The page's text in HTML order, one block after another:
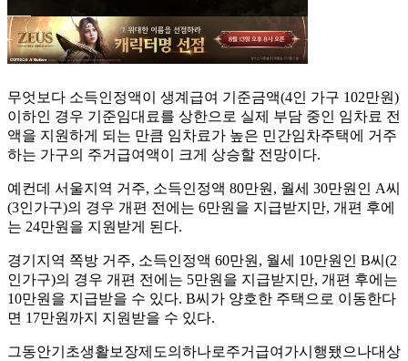
무엇보다 소득인정액이 생계급여 기준금액(4인 가구 102만원)
이하인 경우 기준임대료를 상한으로 실제 부담 중인 임차료 전
액을 지원하게 되는 만큼 임차료가 높은 민간임차주택에 거주
하는 가구의 주거급여액이 크게 상승할 전망이다.
예컨데 서울지역 거주, 소득인정액 80만원, 월세 30만원인 A씨
(3인가구)의 경우 개편 전에는 6만원을 지급받지만, 개편 후에
는 24만원을 지원받게 된다.
경기지역 쪽방 거주, 소득인정액 60만원, 월세 10만원인 B씨(2
인가구)의 경우 개편 전에는 5만원을 지급받지만, 개편 후에는
10만원을 지급받을 수 있다. B씨가 양호한 주택으로 이동한다
면 17만원까지 지원받을 수 있다.
그동안기초생활보장제도의하나로주거급여가시행됐으나대상